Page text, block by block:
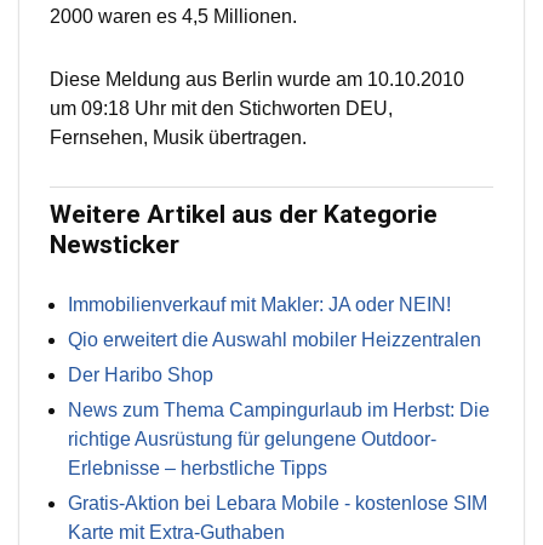
2000 waren es 4,5 Millionen.
Diese Meldung aus Berlin wurde am 10.10.2010
um 09:18 Uhr mit den Stichworten DEU,
Fernsehen, Musik übertragen.
Weitere Artikel aus der Kategorie
Newsticker
Immobilienverkauf mit Makler: JA oder NEIN!
Qio erweitert die Auswahl mobiler Heizzentralen
Der Haribo Shop
News zum Thema Campingurlaub im Herbst: Die
richtige Ausrüstung für gelungene Outdoor-
Erlebnisse – herbstliche Tipps
Gratis-Aktion bei Lebara Mobile - kostenlose SIM
Karte mit Extra-Guthaben